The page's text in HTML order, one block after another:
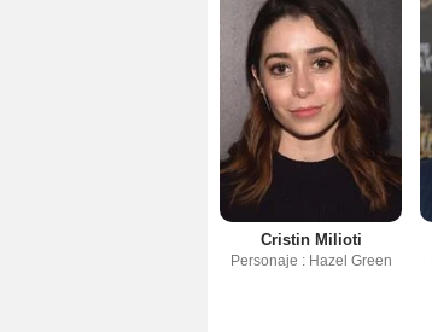
Cristin Milioti
Personaje : Hazel Green